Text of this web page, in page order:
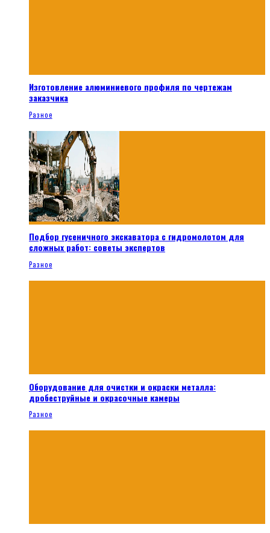
Изготовление алюминиевого профиля по чертежам
заказчика
Разное
Подбор гусеничного экскаватора с гидромолотом для
сложных работ: советы экспертов
Разное
Оборудование для очистки и окраски металла:
дробеструйные и окрасочные камеры
Разное